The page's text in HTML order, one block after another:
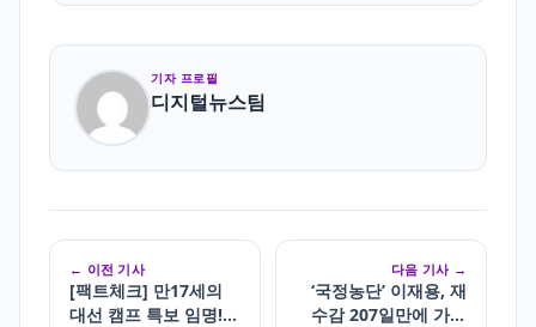
기자 프로필
디지털뉴스팀
← 이전 기사
[팩트체크] 만17세의
대선 캠프 특보 임명!
다음 기사 →
‘국정농단’ 이재용, 재
수감 207일만에 가석